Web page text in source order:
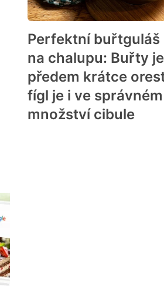
Perfektní buřtguláš
na chalupu: Buřty
předem krátce
fígl je i ve správném
množství cibule